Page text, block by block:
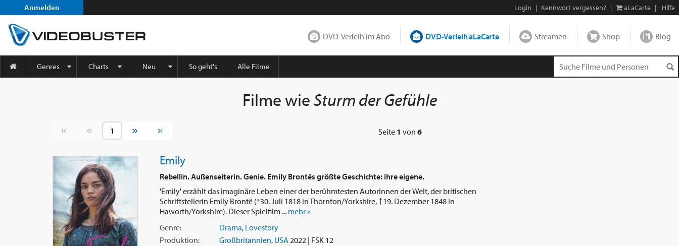
Anmelden Login | Kennwort vergessen? | aLaCarte | Hilfe
DVD-Verleih im Abo DVD-Verleih aLaCarte Streamen Shop Blog
Genres Charts Neu So geht's Alle Filme
Filme wieSturm der Gefühle
Vorherige Seite Nächste Seite Seite 1 von 6
Emily
Rebellin. Außenseiterin. Genie. Emily Brontës größte Geschichte: ihre eigene.
'Emily' erzählt das imaginäre Leben einer der berühmtesten Autorinnen der Welt, der britischen
Schriftstellerin Emily Brontë (*30. Juli 1818 in Thornton/Yorkshire, †19. Dezember 1848 in
Haworth/Yorkshire). Dieser Spielfilm ... mehr »
Genre:
Drama, Lovestory
Produktion:
Großbritannien, USA2022 | FSK 12